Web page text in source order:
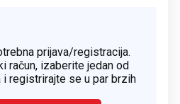
prijava/registracija.
račun, izaberite jedan od
i registrirajte se u par brzih